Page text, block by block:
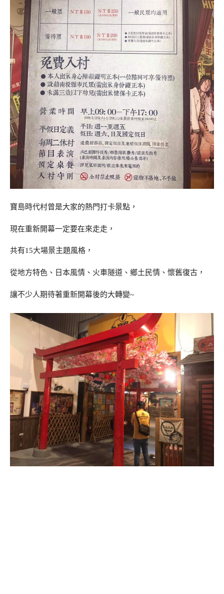
寶島時代村曾是大家的熱門打卡景點，
現在重新開幕一定要在來走走，
共有15大場景主題風格，
從地方特色、日本風情、火車隧道、鄉土民情、懷舊復古，
讓不少人期待著重新開幕後的大轉變~